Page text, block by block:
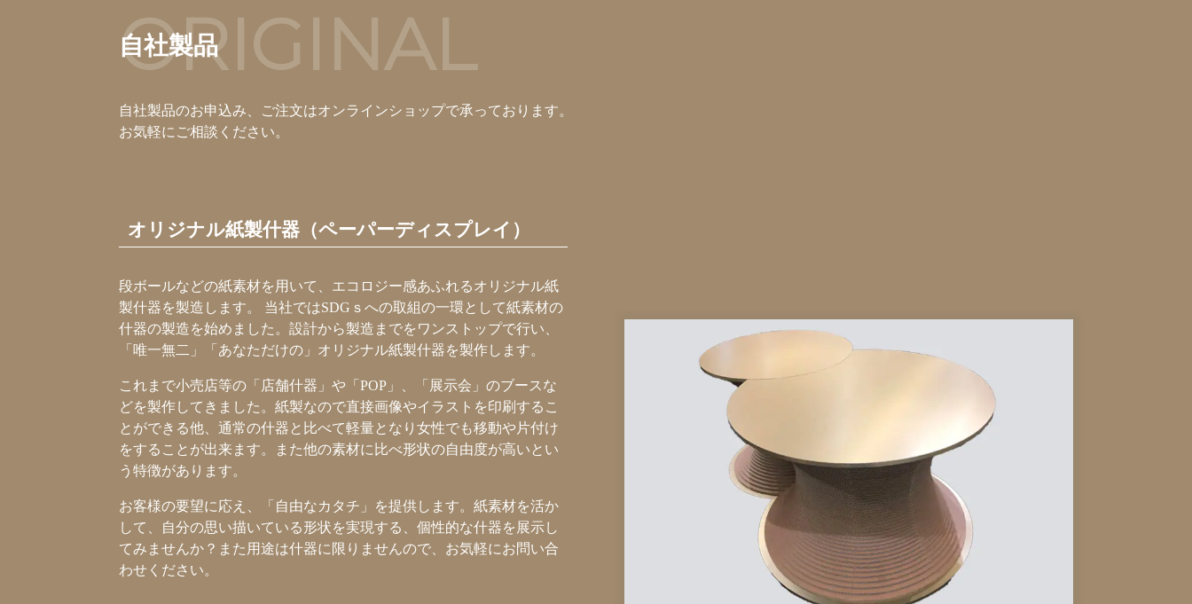
ORIGINAL
自社製品
自社製品のお申込み、ご注文はオンラインショップで承っております。
お気軽にご相談ください。
オリジナル紙製什器（ペーパーディスプレイ）
段ボールなどの紙素材を用いて、エコロジー感あふれるオリジナル紙
製什器を製造します。 当社ではSDGｓへの取組の一環として紙素材の
什器の製造を始めました。設計から製造までをワンストップで行い、
「唯一無二」「あなただけの」オリジナル紙製什器を製作します。
これまで小売店等の「店舗什器」や「POP」、「展示会」のブースな
どを製作してきました。紙製なので直接画像やイラストを印刷するこ
とができる他、通常の什器と比べて軽量となり女性でも移動や片付け
をすることが出来ます。また他の素材に比べ形状の自由度が高いとい
う特徴があります。
お客様の要望に応え、「自由なカタチ」を提供します。紙素材を活か
して、自分の思い描いている形状を実現する、個性的な什器を展示し
てみませんか？また用途は什器に限りませんので、お気軽にお問い合
わせください。